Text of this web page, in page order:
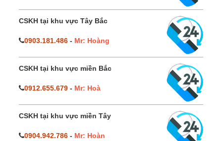
CSKH tại khu vực Tây Bắc
0903.181.486 - Mr: Hoàng
CSKH tại khu vực miền Bắc
0912.655.679 - Mr: Hoà
CSKH tại khu vực miền Tây
0904.942.786 - Mr: Hoàn